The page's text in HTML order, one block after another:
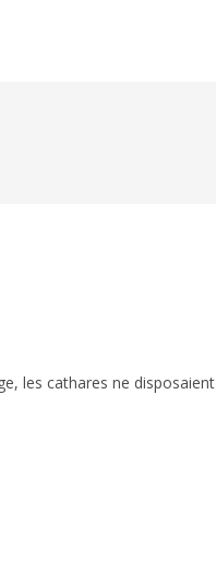
les cathares ne disposaient